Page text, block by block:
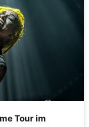
Tour im